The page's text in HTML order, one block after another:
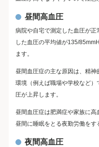
昼間高血圧
病院や自宅で測定した血圧が
した血圧の平均値が135/
ます。
昼間血圧症の主な原因は、精
環境（例えば職場や学校など
圧が上昇します。
昼間血圧症は肥満症や家族に
昼間に睡眠をとる夜勤労働をす
夜間高血圧